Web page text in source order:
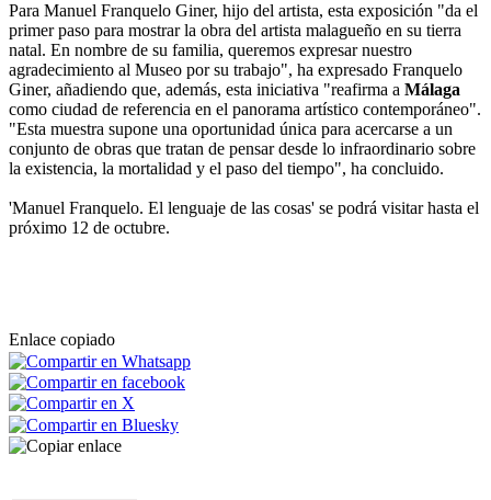
Para Manuel Franquelo Giner, hijo del artista, esta exposición "da el
primer paso para mostrar la obra del artista malagueño en su tierra
natal. En nombre de su familia, queremos expresar nuestro
agradecimiento al Museo por su trabajo", ha expresado Franquelo
Giner, añadiendo que, además, esta iniciativa "reafirma a Málaga
como ciudad de referencia en el panorama artístico contemporáneo".
"Esta muestra supone una oportunidad única para acercarse a un
conjunto de obras que tratan de pensar desde lo infraordinario sobre
la existencia, la mortalidad y el paso del tiempo", ha concluido.
'Manuel Franquelo. El lenguaje de las cosas' se podrá visitar hasta el
próximo 12 de octubre.
Enlace copiado